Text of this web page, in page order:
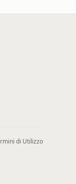
di Utilizzo